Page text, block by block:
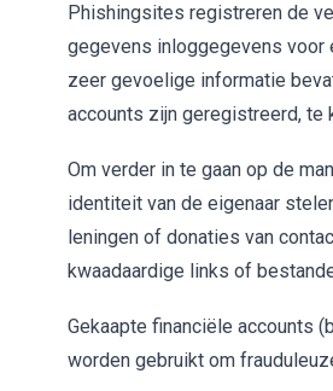
Phishingsites registreren de
gegevens inloggegevens voor
zeer gevoelige informatie
accounts zijn geregistreerd, te
Om verder in te gaan op de
identiteit van de eigenaar
leningen of donaties van
kwaadaardige links of
Gekaapte financiële accounts
worden gebruikt om